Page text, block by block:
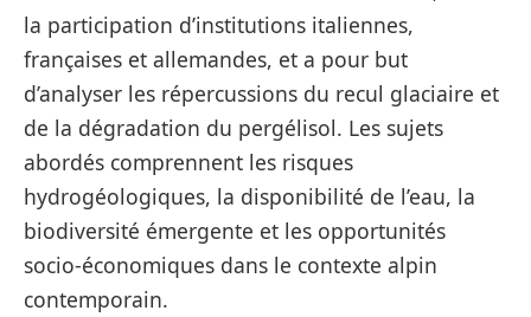
la participation d’institutions italiennes,
françaises et allemandes, et a pour but
d’analyser les répercussions du recul glaciaire et
de la dégradation du pergélisol. Les sujets
abordés comprennent les risques
hydrogéologiques, la disponibilité de l’eau, la
biodiversité émergente et les opportunités
socio-économiques dans le contexte alpin
contemporain.